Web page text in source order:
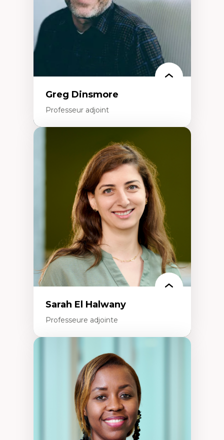
francophone minoritaire
Identité linguistique et culturelle
Recherche-action et approches
participatives
Leadership éducatif et pratiques réflexives
Éducation durable et bien-être en
Greg Dinsmore
Professeur adjoint
Fragmentation des auditoires médiatiques
Analyse multi-plateforme des auditoires
médiatiques
Analyse des comportements numériques à
travers les données massives et l’IA
Recherche quantitative et qualitative sur
les auditoires médiatiques
Épistémologie des techniques de recherche
numérique et l’IA
Théorie des droits de la personne
La pensée politique d’Hannah Arendt
La pensée politique à l’ère numérique
Justice internationale et normes
internationales
Sarah El Halwany
Professeure adjointe
Les apports pédagogiques des théories de
l'affect, du posthumanisme, du féminisme
dans l'éducation aux sciences
L'apprentissage des sciences/STIM dans une
perspective socioécologique de care
L’insertion professionnelle des
enseignant.e.s